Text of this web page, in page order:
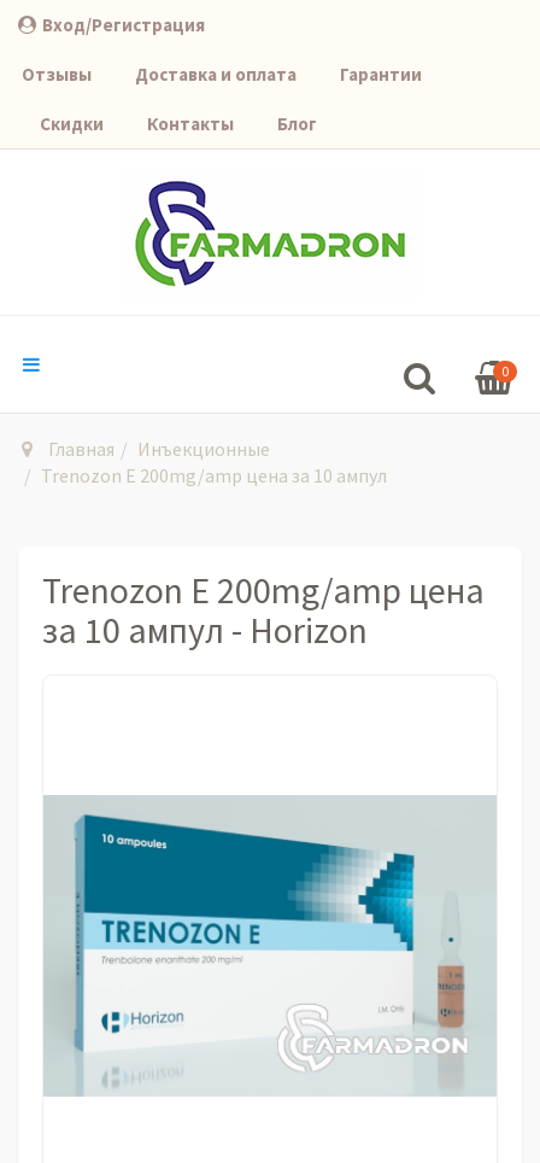
Вход/Регистрация
Отзывы Доставка и оплата Гарантии
Скидки Контакты Блог
0
Главная
Инъекционные
Trenozon E 200mg/amp цена за 10 ампул
Trenozon E 200mg/amp цена
за 10 ампул - Horizon